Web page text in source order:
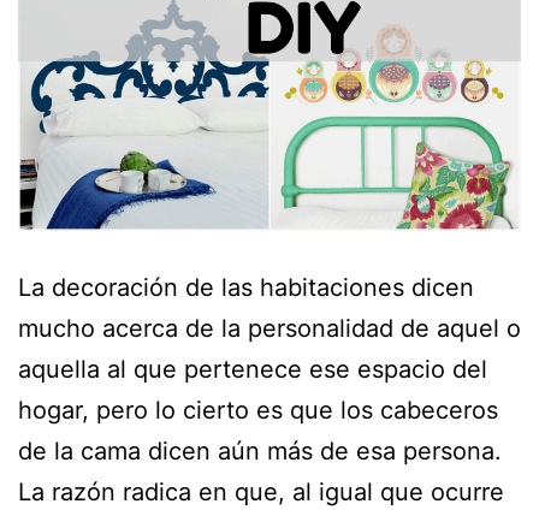
La decoración de las habitaciones dicen
mucho acerca de la personalidad de aquel o
aquella al que pertenece ese espacio del
hogar, pero lo cierto es que los cabeceros
de la cama dicen aún más de esa persona.
La razón radica en que, al igual que ocurre